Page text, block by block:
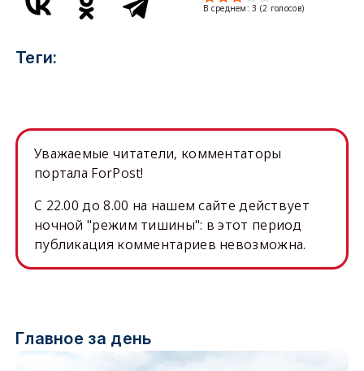
В среднем:3 (2 голосов)
Теги:
Уважаемые читатели, комментаторы
портала ForPost!
C 22.00 до 8.00 на нашем сайте действует
ночной "режим тишины": в этот период
публикация комментариев невозможна.
Главное за день